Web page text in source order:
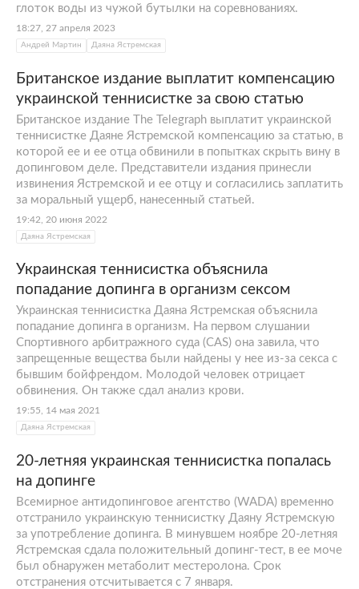
глоток воды из чужой бутылки на соревнованиях.
18:27, 27 апреля 2023
Андрей Мартин Даяна Ястремская
Британское издание выплатит компенсацию
украинской теннисистке за свою статью
Британское издание The Telegraph выплатит украинской
теннисистке Даяне Ястремской компенсацию за статью, в
которой ее и ее отца обвинили в попытках скрыть вину в
допинговом деле. Представители издания принесли
извинения Ястремской и ее отцу и согласились заплатить
за моральный ущерб, нанесенный статьей.
19:42, 20 июня 2022
Даяна Ястремская
Украинская теннисистка объяснила
попадание допинга в организм сексом
Украинская теннисистка Даяна Ястремская объяснила
попадание допинга в организм. На первом слушании
Спортивного арбитражного суда (CAS) она завила, что
запрещенные вещества были найдены у нее из-за секса с
бывшим бойфрендом. Молодой человек отрицает
обвинения. Он также сдал анализ крови.
19:55, 14 мая 2021
Даяна Ястремская
20-летняя украинская теннисистка попалась
на допинге
Всемирное антидопинговое агентство (WADA) временно
отстранило украинскую теннисистку Даяну Ястремскую
за употребление допинга. В минувшем ноябре 20-летняя
Ястремская сдала положительный допинг-тест, в ее моче
был обнаружен метаболит местеролона. Срок
отстранения отсчитывается с 7 января.